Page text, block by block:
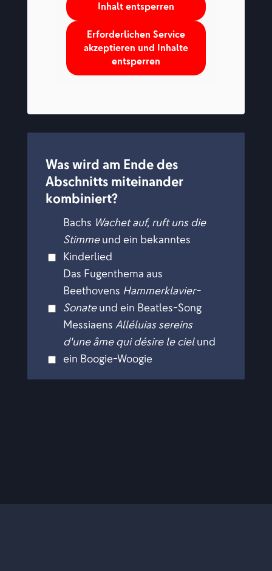
Inhalt entsperren
Erforderlichen Service
akzeptieren und Inhalte
entsperren
Was wird am Ende des
Abschnitts miteinander
kombiniert?
Bachs Wachet auf, ruft uns die
Stimmeund ein bekanntes
Kinderlied
Das Fugenthema aus
Beethovens Hammerklavier-
Sonateund ein Beatles-Song
Messiaens Alléluias sereins
d'une âme qui désire le cielund
ein Boogie-Woogie